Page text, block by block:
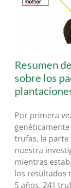
Resumen
sobre los
Por primera
trufas, la parte
nuestra
mientras
los resultados
5 años, 241